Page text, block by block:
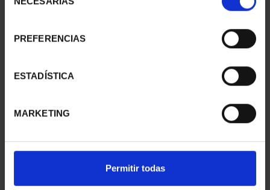
PREFERENCIAS
ESTADÍSTICA
MARKETING
Permitir todas
2 Productos encontrados
CIUDADES PATRIMONIO
CIUDADES PATRIMONIO